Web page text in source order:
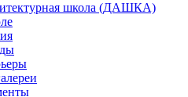
школа (ДАШКА)